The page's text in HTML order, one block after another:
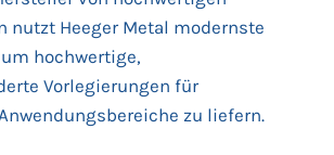
nutzt Heeger Metal modernste
hochwertige,
Vorlegierungen für
zu liefern.